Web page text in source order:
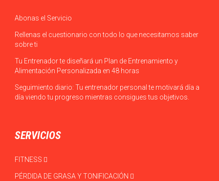
Abonas el Servicio
Rellenas el cuestionario con todo lo que necesitamos saber
sobre ti
Tu Entrenador te diseñará un Plan de Entrenamiento y
Alimentación Personalizada en 48 horas
Seguimiento diario: Tu entrenador personal te motivará día a
día viendo tu progreso mientras consigues tus objetivos.
SERVICIOS
FITNESS
PÉRDIDA DE GRASA Y TONIFICACIÓN